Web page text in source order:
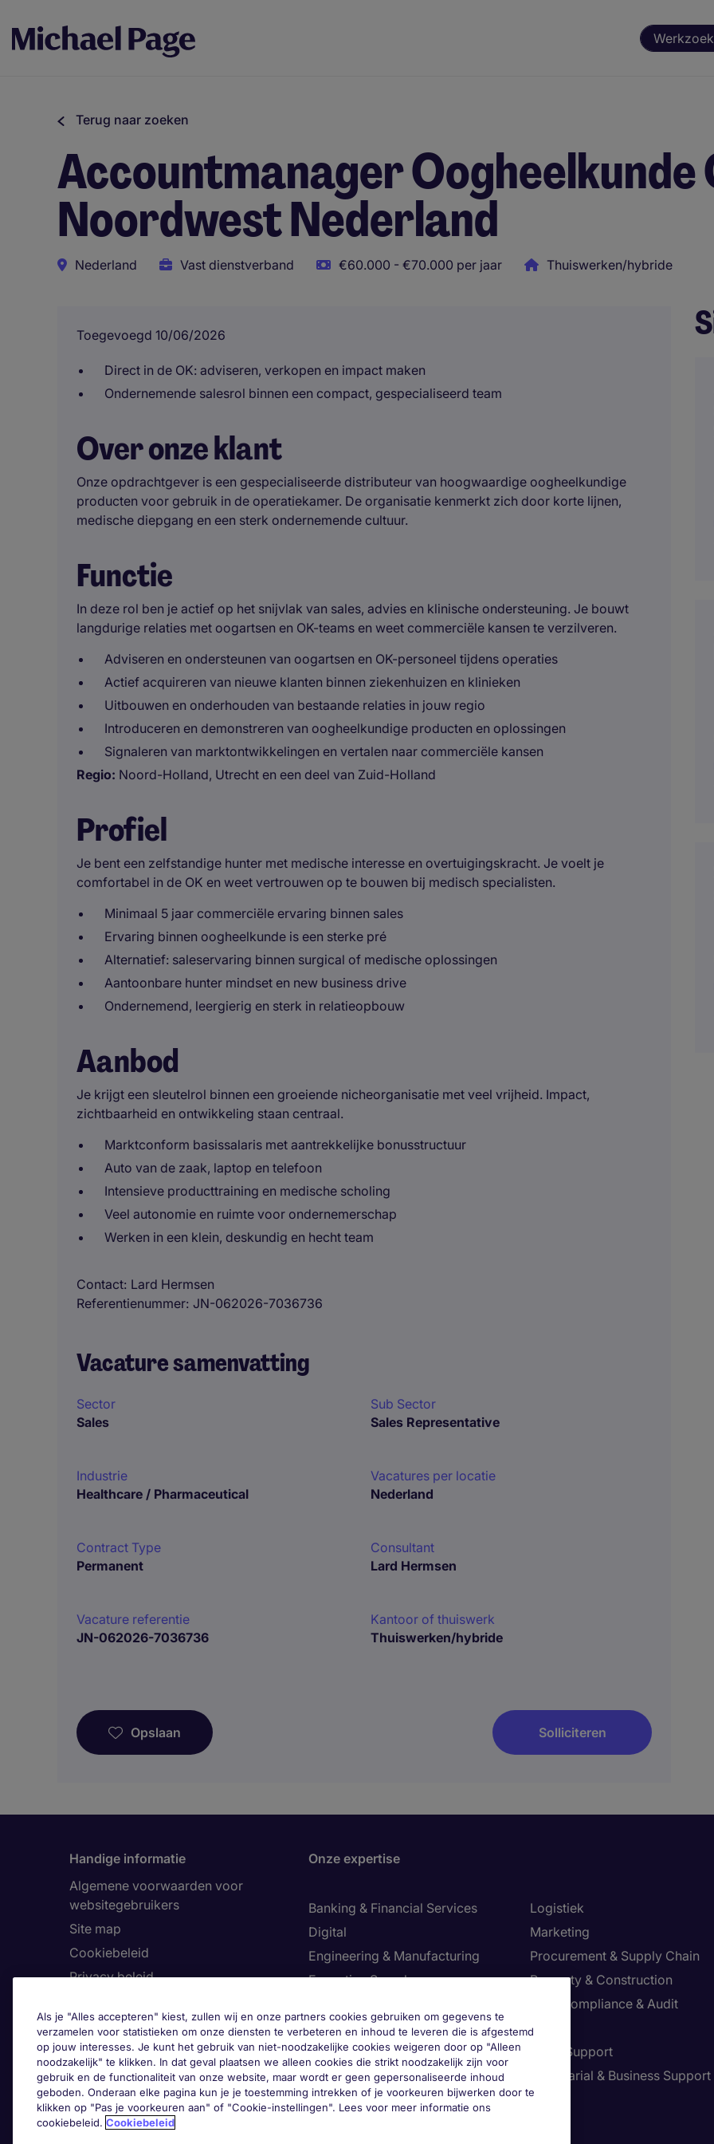
Terug naar zoeken
Accountmanager Oogheelkunde
Noordwest Nederland
Nederland Vast dienstverband €60.000 - €70.000 per jaar Thuiswerken/hybride
Toegevoegd 10/06/2026
Direct in de OK: adviseren, verkopen en impact maken
Ondernemende salesrol binnen een compact, gespecialiseerd team
Over onze klant
Onze opdrachtgever is een gespecialiseerde distributeur van hoogwaardige oogheelkundige
producten voor gebruik in de operatiekamer. De organisatie kenmerkt zich door korte lijnen,
medische diepgang en een sterk ondernemende cultuur.
Functie
In deze rol ben je actief op het snijvlak van sales, advies en klinische ondersteuning. Je bouwt
langdurige relaties met oogartsen en OK-teams en weet commerciële kansen te verzilveren.
Adviseren en ondersteunen van oogartsen en OK-personeel tijdens operaties
Actief acquireren van nieuwe klanten binnen ziekenhuizen en klinieken
Uitbouwen en onderhouden van bestaande relaties in jouw regio
Introduceren en demonstreren van oogheelkundige producten en oplossingen
Signaleren van marktontwikkelingen en vertalen naar commerciële kansen
Regio: Noord-Holland, Utrecht en een deel van Zuid-Holland
Profiel
Je bent een zelfstandige hunter met medische interesse en overtuigingskracht. Je voelt je
comfortabel in de OK en weet vertrouwen op te bouwen bij medisch specialisten.
Minimaal 5 jaar commerciële ervaring binnen sales
Ervaring binnen oogheelkunde is een sterke pré
Alternatief: saleservaring binnen surgical of medische oplossingen
Aantoonbare hunter mindset en new business drive
Ondernemend, leergierig en sterk in relatieopbouw
Aanbod
Je krijgt een sleutelrol binnen een groeiende nicheorganisatie met veel vrijheid. Impact,
zichtbaarheid en ontwikkeling staan centraal.
Marktconform basissalaris met aantrekkelijke bonusstructuur
Auto van de zaak, laptop en telefoon
Intensieve producttraining en medische scholing
Veel autonomie en ruimte voor ondernemerschap
Werken in een klein, deskundig en hecht team
Contact Lard Hermsen
Referentienummer JN-062026-7036736
Vacature samenvatting
Sector
Sales
Sub Sector
Sales Representative
Industrie
Healthcare / Pharmaceutical
Vacatures per locatie
Nederland
Contract Type
Permanent
Consultant
Lard Hermsen
Vacature referentie
JN-062026-7036736
Kantoor of thuiswerk
Thuiswerken/hybride
Opslaan Solliciteren
Handige informatie
Algemene voorwaarden voor
websitegebruikers
Site map
Cookiebeleid
Privacy beleid
Toegankelijkheid
Ons Klokkenluiderskanaal
Onze expertise
Banking & Financial Services
Digital
Engineering & Manufacturing
Executive Search
Healthcare & Life Sciences
Human Resources
Information Technology
Legal
Logistiek
Marketing
Procurement & Supply Chain
Property & Construction
Risk, Compliance & Audit
Sales
Sales Support
Secretarial & Business Support
Tax
Als je "Alles accepteren" kiest, zullen wij en onze partners cookies gebruiken om gegevens te
verzamelen voor statistieken om onze diensten te verbeteren en inhoud te leveren die is afgestemd
op jouw interesses. Je kunt het gebruik van niet-noodzakelijke cookies weigeren door op "Alleen
noodzakelijk" te klikken. In dat geval plaatsen we alleen cookies die strikt noodzakelijk zijn voor
gebruik en de functionaliteit van onze website, maar wordt er geen gepersonaliseerde inhoud
geboden. Onderaan elke pagina kun je je toestemming intrekken of je voorkeuren bijwerken door te
klikken op "Pas je voorkeuren aan" of "Cookie-instellingen". Lees voor meer informatie ons
cookiebeleid. Cookiebeleid